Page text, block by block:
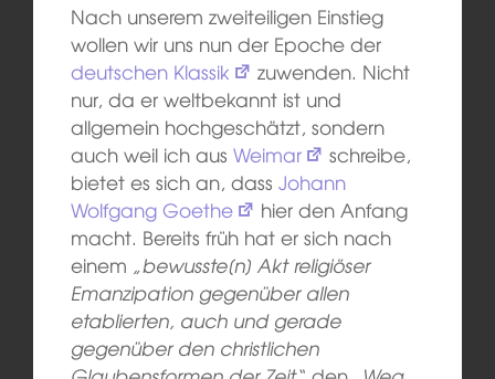
Nach unserem zweiteiligen Einstieg
wollen wir uns nun der Epoche der
deutschen Klassik
zuwenden. Nicht
nur, da er weltbekannt ist und
allgemein hochgeschätzt, sondern
auch weil ich aus Weimar
schreibe,
bietet es sich an, dass Johann
Wolfgang Goethe
hier den Anfang
macht. Bereits früh hat er sich nach
einem „bewusste[n] Akt religiöser
Emanzipation gegenüber allen
etablierten, auch und gerade
gegenüber den christlichen